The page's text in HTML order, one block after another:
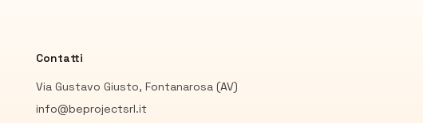
Contatti
Via Gustavo Giusto, Fontanarosa (AV)
info@beprojectsrl.it